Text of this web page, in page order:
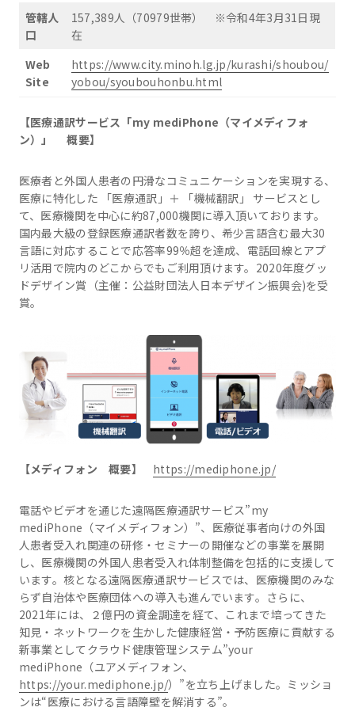
管轄人
口
157,389人（70979世帯） ※令和4年3月31日現
在
Web
Site
https://www.city.minoh.lg.jp/kurashi/shoubou/
yobou/syoubouhonbu.html
【医療通訳サービス「my mediPhone （マイメディフォ
ン）」
概要】
医療者と外国人患者の円滑なコミュニケーションを実現する、
医療に特化した 「医療通訳」＋ 「機械翻訳」 サービスとし
て、医療機関を中心に約87,000機関に導入頂いております。
国内最大級の登録医療通訳者数を誇り、希少言語含む最大30
言語に対応することで応答率99％超を達成、電話回線とアプ
リ活用で院内のどこからでもご利用頂けます。2020年度グッ
ドデザイン賞（主催：公益財団法人日本デザイン振興会)を受
賞。
【メディフォン 概要】 https://mediphone.jp/
電話やビデオを通じた遠隔医療通訳サービス”my
mediPhone（マイメディフォン）”、医療従事者向けの外国
人患者受入れ関連の研修・セミナーの開催などの事業を展開
し、医療機関の外国人患者受入れ体制整備を包括的に支援して
います。核となる遠隔医療通訳サービスでは、医療機関のみな
らず自治体や医療団体への導入も進んでいます。さらに、
2021年には、２億円の資金調達を経て、これまで培ってきた
知見・ネットワークを生かした健康経営・予防医療に貢献する
新事業としてクラウド健康管理システム”your
mediPhone（ユアメディフォン、
https://your.mediphone.jp/）”を立ち上げました。ミッショ
ンは“医療における言語障壁を解消する”。